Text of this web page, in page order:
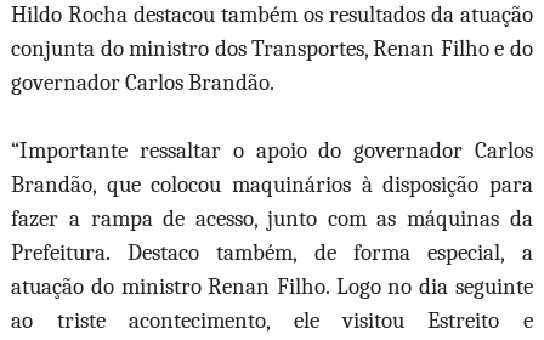
Hildo Rocha destacou também os resultados da atuação
conjunta do ministro dos Transportes, Renan Filho e do
governador Carlos Brandão.
“Importante ressaltar o apoio do governador Carlos
Brandão, que colocou maquinários à disposição para
fazer a rampa de acesso, junto com as máquinas da
Prefeitura. Destaco também, de forma especial, a
atuação do ministro Renan Filho. Logo no dia seguinte
ao triste acontecimento, ele visitou Estreito e